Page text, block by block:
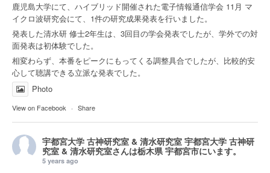
鹿児島大学にて、ハイブリッド開催された電子情報通信学会 11月 マ
イクロ波研究会にて、1件の研究成果発表を行いました。
発表した清水研 修士2年生は、3回目の学会発表でしたが、学外での対
面発表は初体験でした。
相変わらず、本番をピークにもってくる調整具合でしたが、比較的安
心して聴講できる立派な発表でした。
Photo
View on Facebook · Share
宇都宮大学 古神研究室 & 清水研究室 宇都宮大学 古神研
究室 & 清水研究室さんは栃木県 宇都宮市にいます。
5 years ago